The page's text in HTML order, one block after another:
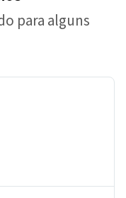
para alguns